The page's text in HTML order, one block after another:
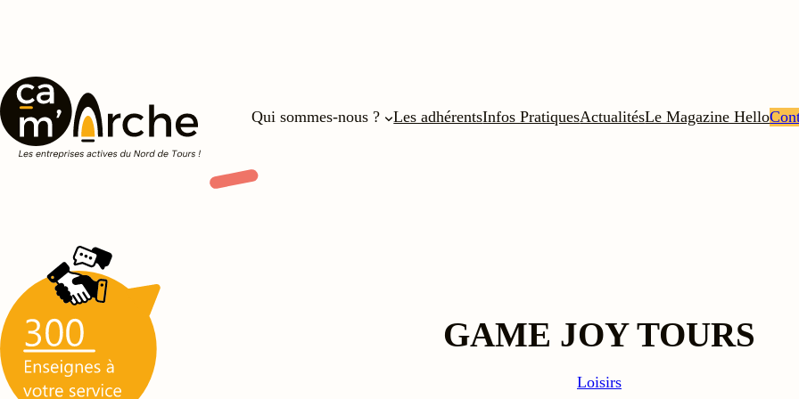
Qui sommes-nous ? Les adhérentsInfos PratiquesActualitésLe Magazine Hello
GAME JOY TOURS
Loisirs